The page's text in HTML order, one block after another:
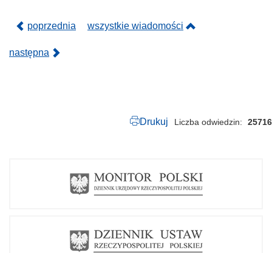
p
d
poprzednia wszystkie wiadomości
następna
Drukuj Liczba odwiedzin 25716